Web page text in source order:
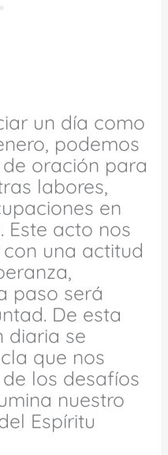
un día como
podemos
oración para
labores,
en
Este acto nos
una actitud
paso será
De esta
diaria se
que nos
los desafíos
nuestro
Espíritu